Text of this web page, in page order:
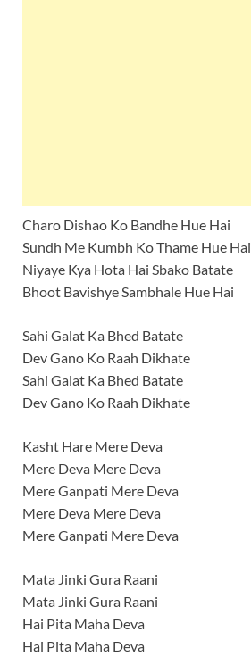
Charo Dishao Ko Bandhe Hue Hai
Sundh Me Kumbh Ko Thame Hue Hai
Niyaye Kya Hota Hai Sbako Batate
Bhoot Bavishye Sambhale Hue Hai
Sahi Galat Ka Bhed Batate
Dev Gano Ko Raah Dikhate
Sahi Galat Ka Bhed Batate
Dev Gano Ko Raah Dikhate
Kasht Hare Mere Deva
Mere Deva Mere Deva
Mere Ganpati Mere Deva
Mere Deva Mere Deva
Mere Ganpati Mere Deva
Mata Jinki Gura Raani
Mata Jinki Gura Raani
Hai Pita Maha Deva
Hai Pita Maha Deva